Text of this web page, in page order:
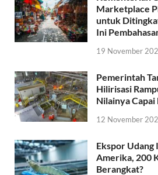
Marketplace
untuk
Ini
19 November
Pemerintah
Hilirisasi
Nilainya
12 November
Ekspor Udang
Amerika, 200
Berangkat?